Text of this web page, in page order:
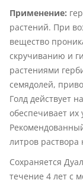
Применение:
растений. При
вещество
скручиванию и
растениями
семядолей,
Голд действует
обеспечивает их
литров раствора
Сохраняется
течение 4 лет с